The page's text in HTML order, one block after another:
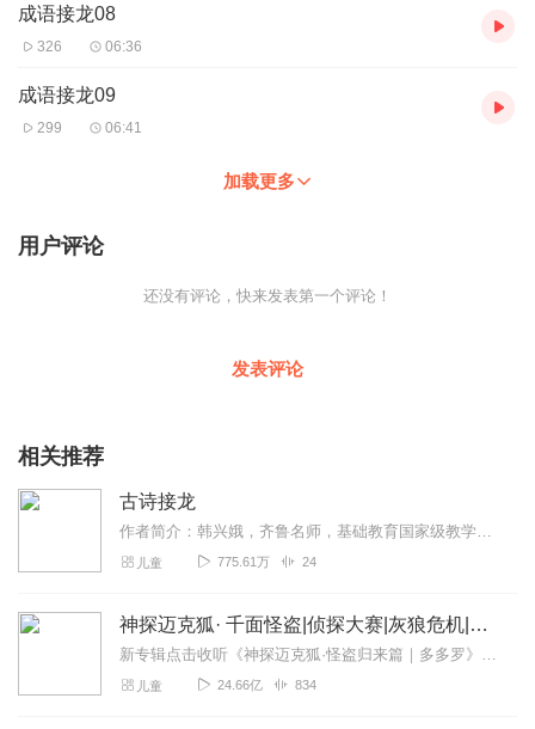
成语接龙08
326 06:36
成语接龙09
299 06:41
加载更多
用户评论
还没有评论，快来发表第一个评论！
发表评论
相关推荐
古诗接龙
作者简介：韩兴娥，齐鲁名师，基础教育国家级教学成果一等奖获得者，当当第十一届影响力作家教育名家，“课内海量阅读”教学法创始人。她用两个星期带领学生完成语文课本教...
儿童 775.61万 24
神探迈克狐· 千面怪盗|侦探大赛|灰狼危机|多多罗
新专辑点击收听《神探迈克狐·怪盗归来篇｜多多罗》！！！>>>点击进入主播橱窗购买《神探迈克狐》系列图书吧!<<<多多罗故事【点击前往】收听多多罗其他好玩有趣的故...
儿童 24.66亿 834